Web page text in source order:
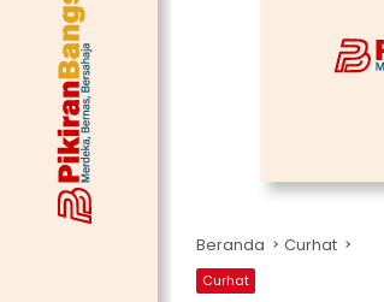
Beranda Curhat
Curhat